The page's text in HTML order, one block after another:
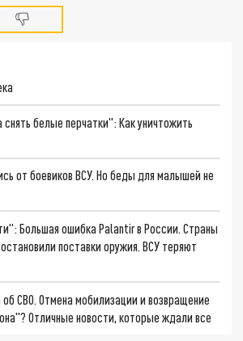
снять белые перчатки": Как уничтожить
от боевиков ВСУ. Но беды для малышей не
Большая ошибка Palantir в России. Страны
поставки оружия. ВСУ теряют
об СВО. Отмена мобилизации и возвращение
Отличные новости, которые ждали все